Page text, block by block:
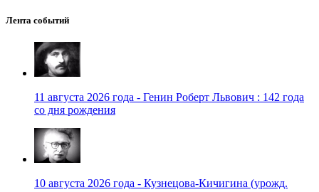
Лента событий
11 августа 2026 года - Генин Роберт Львович : 142 года
со дня рождения
10 августа 2026 года - Кузнецова-Кичигина (урожд.